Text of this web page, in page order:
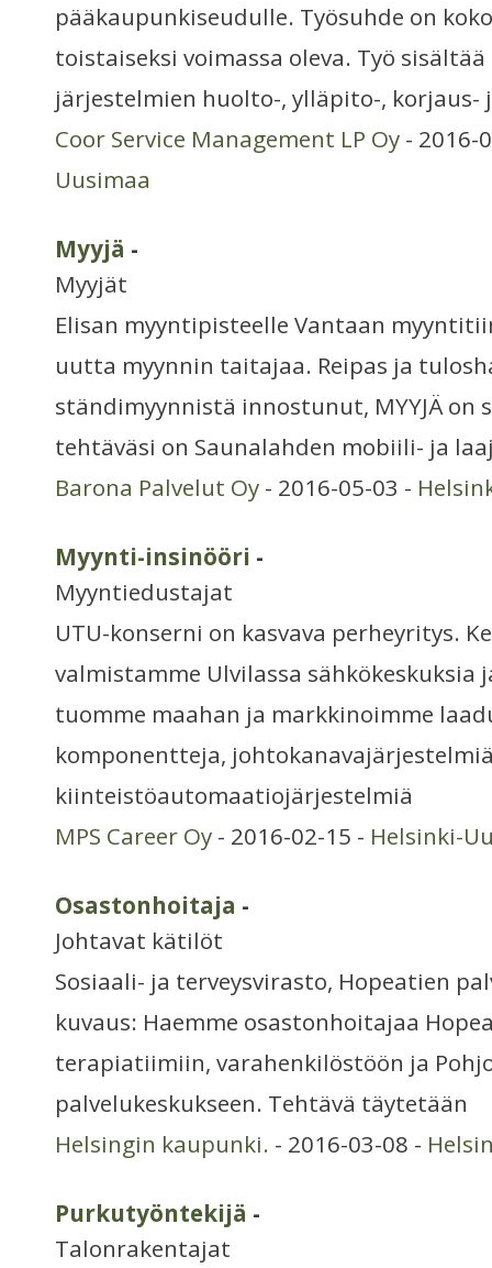
pääkaupunkiseudulle. Työsuhde on
toistaiseksi voimassa oleva. Työ
järjestelmien huolto-, ylläpito-, korjaus-
Coor Service Management LP Oy - 2016-
Uusimaa
Myyjä -
Myyjät
Elisan myyntipisteelle Vantaan
uutta myynnin taitajaa. Reipas ja
ständimyynnistä innostunut, MYYJÄ on
tehtäväsi on Saunalahden mobiili- ja
Barona Palvelut Oy - 2016-05-03 -
Myynti-insinööri -
Myyntiedustajat
UTU-konserni on kasvava perheyritys.
valmistamme Ulvilassa sähkökeskuksia
tuomme maahan ja markkinoimme
komponentteja,
kiinteistöautomaatiojärjestelmiä
MPS Career Oy - 2016-02-15 - Helsinki-
Osastonhoitaja -
Johtavat kätilöt
Sosiaali- ja terveysvirasto, Hopeatien
kuvaus: Haemme osastonhoitajaa
terapiatiimiin, varahenkilöstöön ja
palvelukeskukseen. Tehtävä täytetään
Helsingin kaupunki. - 2016-03-08 -
Purkutyöntekijä -
Talonrakentajat